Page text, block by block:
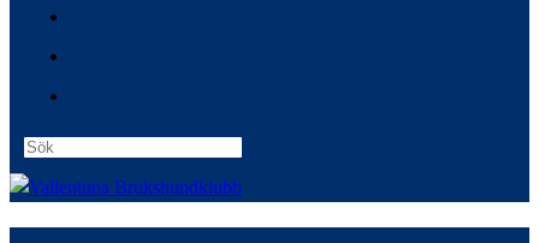
to
close